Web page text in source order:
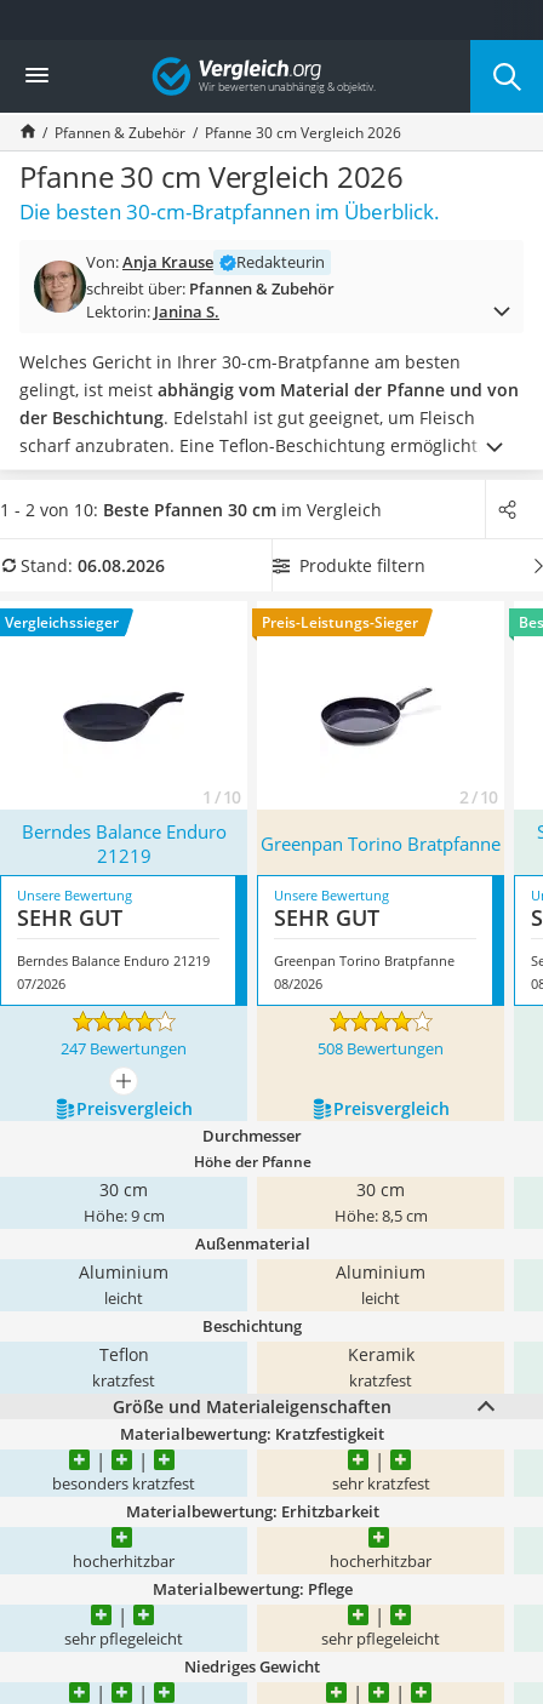
Die beliebtesten Vergleiche nach Kategorie
Haushalt
Wassersprudler
Zentralstaubsauger
Brotbackautomat
Wischroboter
Wäschespinne
Spülmaschinentabs
Akku-Staubsauger
AEG-Waschmaschine
Saug-Wisch-Roboter
Handstaubsauger
Milchaufschäumer
Kondenstrockner
Reiskocher
Tierhaarstaubsauger
Nespresso-Maschine
Messerschärfer
Vergleich
Pfannen & Zubehör Pfanne 30 cm Vergleich 2026
Pfanne 30 cm Vergleich 2026
Die besten 30-cm-Bratpfannen im Überblick.
Von:Anja Krause
Redakteurin
schreibt über: Pfannen & Zubehör
Lektorin: Janina S.
Welches Gericht in Ihrer 30-cm-Bratpfanne am besten
gelingt, ist meist abhängig vom Material der Pfanne und von
der Beschichtung. Edelstahl ist gut geeignet, um Fleisch
scharf anzubraten. Eine Teflon-Beschichtung ermöglicht
Ihnen das Kochen mit wenig Fett. Wählen Sie jetzt eine 30-
cm-Pfanne aus unserer Vergleichstabelle,die einen
aus der Pfanne kippen, wie diverse Tests von ambitionierten
besonders das Modell
Berndes Balance Enduro 21219
seinen Eigenschaften.
1 - 2 von 10: Beste Pfannen 30 cm im Vergleich
Stand: 06.08.2026 Produkte filtern
Vergleichssieger
1 / 10
Preis-Leistungs-Sieger
2 / 10
Berndes Balance Enduro
21219
Greenpan Torino Bratpfanne
Unsere Bewertung
SEHR GUT
Berndes Balance Enduro 21219
07/2026
Unsere Bewertung
SEHR GUT
Greenpan Torino Bratpfanne
08/2026
247 Bewertungen 508 Bewertungen
mehr anzeigen
Preis­vergleich
Preis­vergleich
Durchmesser
Höhe der Pfanne
30 cm
Höhe: 9 cm
30 cm
Höhe: 8,5 cm
Außenmaterial
Aluminium
leicht
Aluminium
leicht
Beschichtung
Teflon
kratzfest
Keramik
kratzfest
Größe und Materialeigenschaften
Materialbewertung: Kratzfestigkeit
besonders kratzfest sehr kratzfest
Materialbewertung: Erhitzbarkeit
hocherhitzbar hocherhitzbar
Materialbewertung: Pflege
sehr pflegeleicht sehr pflegeleicht
Niedriges Gewicht